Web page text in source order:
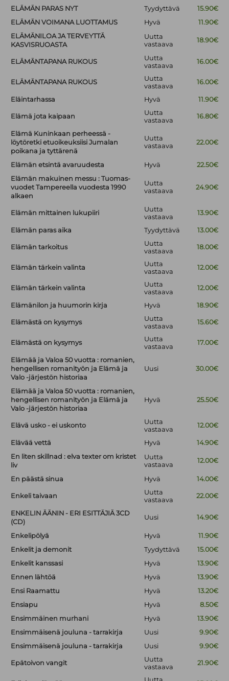
ELÄMÄN PARAS NYT Tyydyttävä
15.90€
ELÄMÄN VOIMANA LUOTTAMUS
Hyvä
11.90€
ELÄMÄNILOA JA TERVEYTTÄ
KASVISRUOASTA
Uutta
vastaava
18.90€
ELÄMÄNTAPANA RUKOUS
Uutta
vastaava
16.00€
ELÄMÄNTAPANA RUKOUS
Uutta
vastaava
16.00€
Eläintarhassa Hyvä 11.90€
Elämä jota kaipaan
Uutta
vastaava
16.80€
Elämä Kuninkaan perheessä -
löytöretki etuoikeuksiisi Jumalan
poikana ja tyttärenä
Uutta
vastaava
22.00€
Elämän etsintä avaruudesta Hyvä
22.50€
Elämän makuinen messu : Tuomas-
vuodet Tampereella vuodesta 1990
alkaen
Uutta
vastaava
24.90€
Elämän mittainen lukupiiri
Uutta
vastaava
13.90€
Elämän paras aika Tyydyttävä 13.00€
Elämän tarkoitus
Uutta
vastaava
18.00€
Elämän tärkein valinta
Uutta
vastaava
12.00€
Elämän tärkein valinta
Uutta
vastaava
12.00€
Elämänilon ja huumorin kirja Hyvä 18.90€
Elämästä on kysymys
Uutta
vastaava
15.60€
Elämästä on kysymys
Uutta
vastaava
17.00€
Elämää ja Valoa 50 vuotta : romanien,
hengellisen romanityön ja Elämä ja
Valo -järjestön historiaa
Uusi 30.00€
Elämää ja Valoa 50 vuotta : romanien,
hengellisen romanityön ja Elämä ja
Valo -järjestön historiaa
Hyvä 25.50€
Elävä usko - ei uskonto
Uutta
vastaava
12.00€
Elävää vettä Hyvä
14.90€
En liten skillnad : elva texter om kristet
liv
Uutta
vastaava
12.00€
En päästä sinua Hyvä 14.00€
Enkeli taivaan
Uutta
vastaava
22.00€
ENKELIN ÄÄNIN - ERI ESITTÄJIÄ 3CD
(CD)
Uusi 14.90€
Enkelipölyä Hyvä
11.90€
Enkelit ja demonit
Tyydyttävä
15.00€
Enkelit kanssasi
Hyvä
13.90€
Ennen lähtöä
Hyvä
13.90€
Ensi Raamattu
Hyvä
13.20€
Ensiapu
Hyvä
8.50€
Ensimmäinen murhani
Hyvä
13.90€
Ensimmäisenä jouluna - tarrakirja
Uusi
9.90€
Ensimmäisenä jouluna - tarrakirja
Uusi 9.90€
Epätoivon vangit
Uutta
vastaava
21.90€